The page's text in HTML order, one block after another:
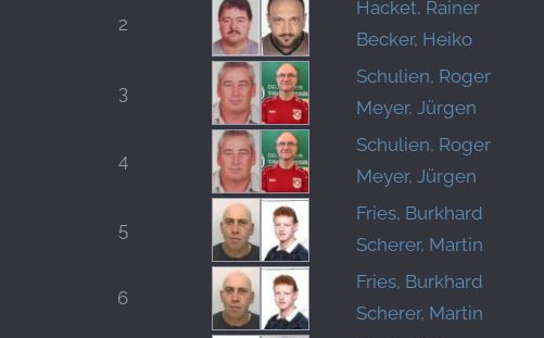
2
Hacket, Rainer
Becker, Heiko
3
Schulien, Roger
Meyer, Jürgen
4
Schulien, Roger
Meyer, Jürgen
5
Fries, Burkhard
Scherer, Martin
6
Fries, Burkhard
Scherer, Martin